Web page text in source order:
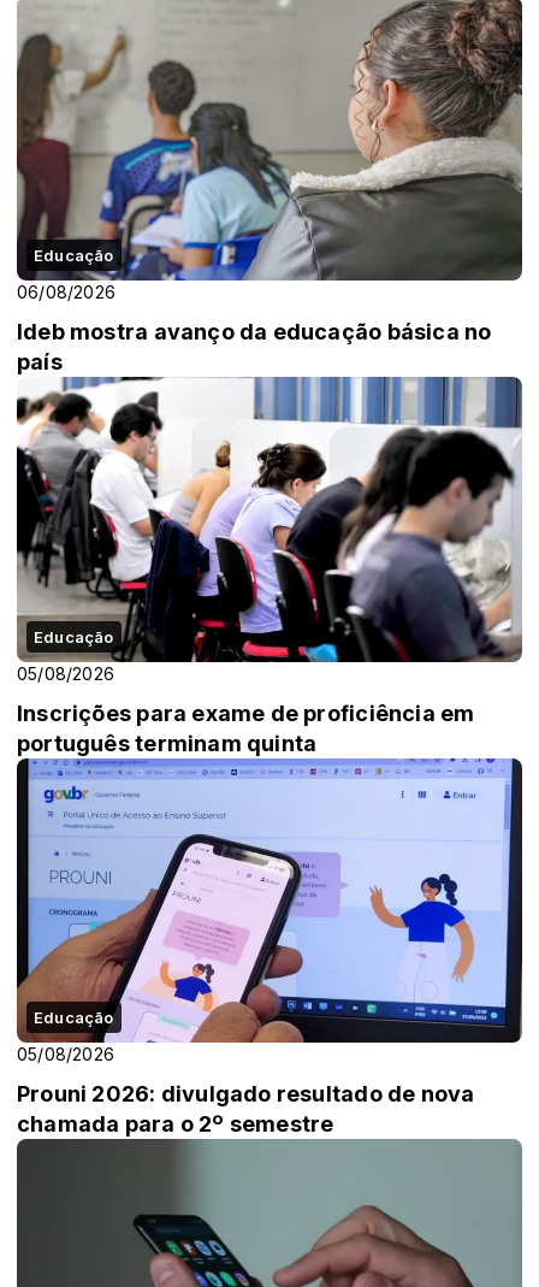
Educação
06/08/2026
Ideb mostra avanço da educação básica no
país
Educação
05/08/2026
Inscrições para exame de proficiência em
português terminam quinta
Educação
05/08/2026
Prouni 2026: divulgado resultado de nova
chamada para o 2º semestre